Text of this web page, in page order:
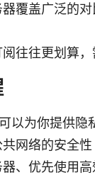
覆盖广泛的
往往更划算
以为你提供隐
网络的安全性
、优先使用